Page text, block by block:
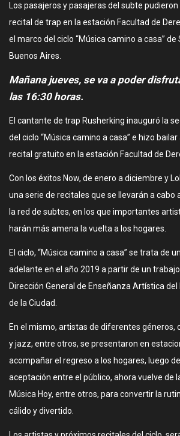
Los pasajeros y pasajeras del subte
recital de trap en la estación Facultad de
el marco del ciclo “Música camino a casa”
Buenos Aires.
Mañana jueves, se va a poder
las 16:30 horas.
El cantante de trap Rusherking inauguró la
del ciclo “Música camino a casa” e hizo
recital gratuito en la estación Facultad de
Con los éxitos Now, de enero a diciembre y
una serie de recitales que se llevarán a cabo
la red de subtes, en los que importantes
harán más amena la vuelta a los hogares.
El ciclo, “Música camino a casa” se trata de
adelante en el año 2019 a partir de un
Dirección General de Enseñanza Artística
de la Ciudad.
En el mismo, artistas de diferentes géneros,
y jazz, entre otros, se presentaron en
acompañar el regreso a los hogares, luego
aceptación entre el público, ahora vuelve de
Música Hoy, entre otros, para convertir la
cálido y divertido.